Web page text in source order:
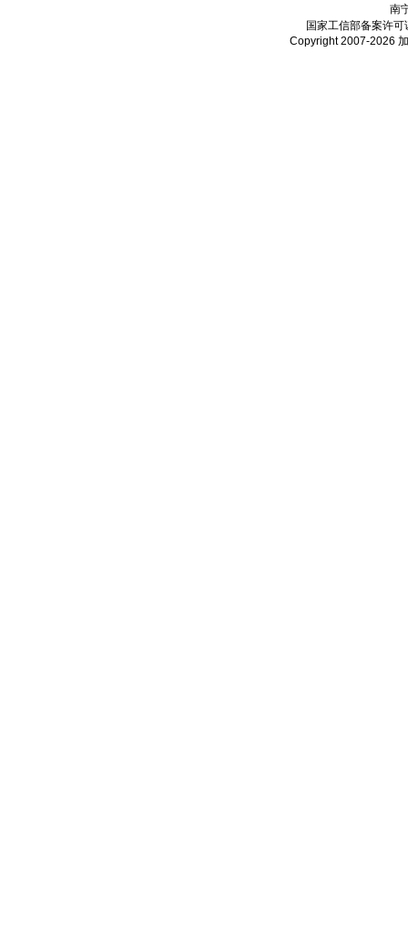
南
国家工信部备案许可
Copyright 2007-2026